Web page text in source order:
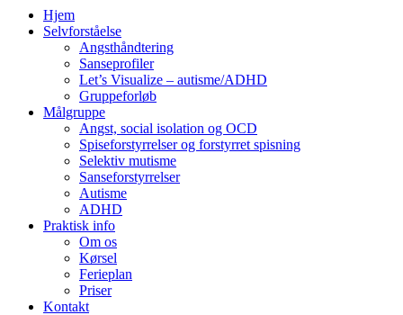
Hjem
Selvforståelse
Angsthåndtering
Sanseprofiler
Let’s Visualize – autisme/ADHD
Gruppeforløb
Målgruppe
Angst, social isolation og OCD
Spiseforstyrrelser og forstyrret spisning
Selektiv mutisme
Sanseforstyrrelser
Autisme
ADHD
Praktisk info
Om os
Kørsel
Ferieplan
Priser
Kontakt